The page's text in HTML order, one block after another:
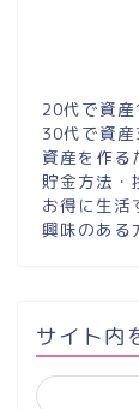
20代で資
30代で資
資産を作る
貯金方法・
お得に生
興味のある
サイト内